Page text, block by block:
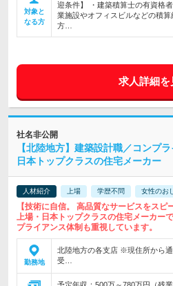
対象と
なる方
迎条件】 ・建築積算士の有資格
業施設やオフィスビルなどの積
方…
求人詳細を
社名非公開
【北陸地方】建築設計職／コンプ
日本トップクラスの住宅メーカー
人材紹介 上場 学歴不問 女性のお
【技術に自信。 高品質なサービスをス
上場・日本トップクラスの住宅メーカー
プライアンス体制も重視しています。
勤務地
北陸地方の各支店 ※現住所から通
受…